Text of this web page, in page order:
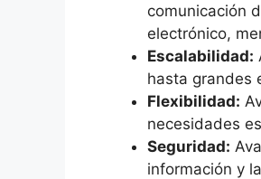
comunicación
electrónico,
Escalabilidad:
hasta grandes
Flexibilidad:
necesidades
Seguridad:
información y